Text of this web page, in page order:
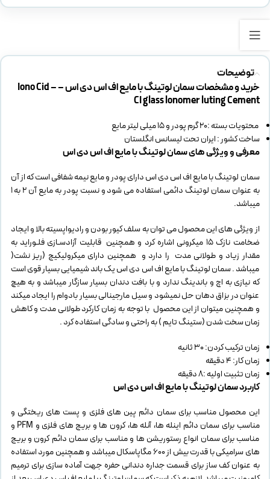
توضیحات
خرید و مشخصات سمان لوتینگ با مایع اف اس دی اس – Iono Cid –
CI glass lonomer luting Cement
محتویات بسته :20 گرم پودر و 15 میلی لیتر مایع
ساخت کشور : ایران تحت لیسانس انگلستان
معرفی و ویژگی هایسمان لوتینگ با مایع اف اس دی اس
سمان لوتینگ با مایع اف اس دی اس دارای پودر و مایع نیمه شفافی است که از آن
به عنوان سمان لوتینگ دائمی استفاده می شود و نسبت پودر به مایع آن 2 به 1
میباشد.
از ویژگی های این محصول می توان به سلف کیور بودن و رادیواپسیته بالا و ایجاد
ضخامت نازک 15 میکرونی اشاره کرد و همچنین قابلیت آزادسـازی فلـوراید به
مقدار زیاد و طولانی مدت را دارد و همچنین دارای میکرولیکیج (ریز نشت(
میباشد . سمان لوتینگ با مایع اف اس دی اس یک باند شیمیایی بسیار قوی است
که نیازی به اچ و باندینگ ندارد و با بافت دندان بسیار سازگار میباشد و به هیچ
عنوان در بزاق دهان حل نمیشود و سیل مارجینالی بسیار بادوام را ایجاد میکند
و همچنین میتوان از این محصول با توجه به زمان کارکرد طولانی مدت و کاهش
زمان سخت شدن (ستینگ تایم ) به راحتی و سادگی استفاده کرد .
زمان ترکیب کردن: 30 ثانیه
زمان کار: 4 دقیقه
زمان تثبیت اولیه :8 دقیقه
کاربردسمان لوتینگ با مایع اف اس دی اس
این محصول مناسب برای سمان دائم پین های فلزی و پست های ریختگی و
مناسب برای سمان دائم اینله ها، آنله ها، کرون ها و بریج های فلزی و PFM و
مناسب برای سمان انواع رستوریشن ها و مناسب برای سمان دائم کرون و بریج
های سرامیکی با قدرت بیش از 600 مگاپاسکال میباشد و همچنین مورد استفاده
به عنوان کف ساز برای قسمت جداره دندانی حفره جهت آماده سازی برای ترمیم